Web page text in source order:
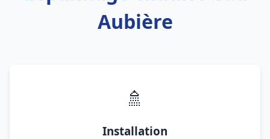
Aubière
🚿
Installation